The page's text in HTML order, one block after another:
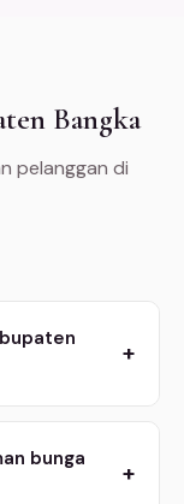
Bangka
pelanggan di
+
bunga
+